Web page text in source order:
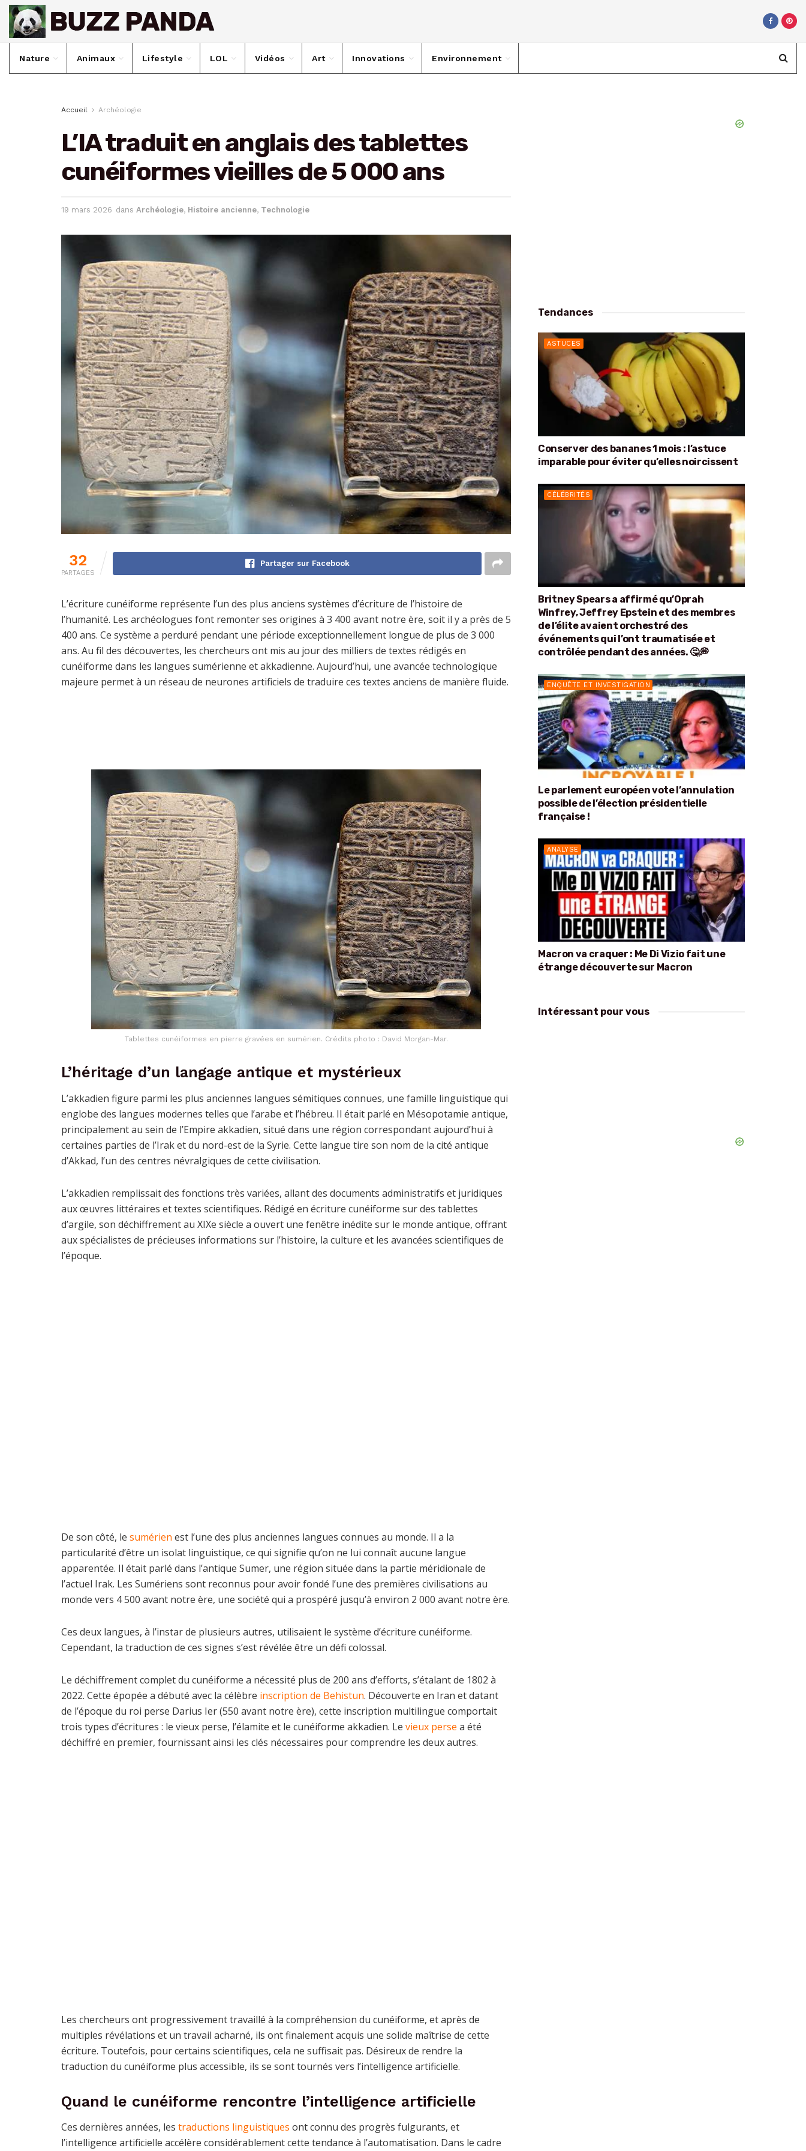
Nature Animaux Lifestyle LOL Vidéos Art Innovations Environnement
Accueil Archéologie
L’IA traduit en anglais des tablettes
cunéiformes vieilles de 5 000 ans
19 mars 2026 dans Archéologie, Histoire ancienne, Technologie
32
PARTAGES
Partager sur Facebook
L’écriture cunéiforme représente l’un des plus anciens systèmes d’écriture de l’histoire de
l’humanité. Les archéologues font remonter ses origines à 3 400 avant notre ère, soit il y a près de 5
400 ans. Ce système a perduré pendant une période exceptionnellement longue de plus de 3 000
ans. Au fil des découvertes, les chercheurs ont mis au jour des milliers de textes rédigés en
cunéiforme dans les langues sumérienne et akkadienne. Aujourd’hui, une avancée technologique
majeure permet à un réseau de neurones artificiels de traduire ces textes anciens de manière fluide.
Tablettes cunéiformes en pierre gravées en sumérien. Crédits photo : David Morgan-Mar.
L’héritage d’un langage antique et mystérieux
L’akkadien figure parmi les plus anciennes langues sémitiques connues, une famille linguistique qui
englobe des langues modernes telles que l’arabe et l’hébreu. Il était parlé en Mésopotamie antique,
principalement au sein de l’Empire akkadien, situé dans une région correspondant aujourd’hui à
certaines parties de l’Irak et du nord-est de la Syrie. Cette langue tire son nom de la cité antique
d’Akkad, l’un des centres névralgiques de cette civilisation.
L’akkadien remplissait des fonctions très variées, allant des documents administratifs et juridiques
aux œuvres littéraires et textes scientifiques. Rédigé en écriture cunéiforme sur des tablettes
d’argile, son déchiffrement au XIXe siècle a ouvert une fenêtre inédite sur le monde antique, offrant
aux spécialistes de précieuses informations sur l’histoire, la culture et les avancées scientifiques de
l’époque.
De son côté, le sumérien est l’une des plus anciennes langues connues au monde. Il a la
particularité d’être un isolat linguistique, ce qui signifie qu’on ne lui connaît aucune langue
apparentée. Il était parlé dans l’antique Sumer, une région située dans la partie méridionale de
l’actuel Irak. Les Sumériens sont reconnus pour avoir fondé l’une des premières civilisations au
monde vers 4 500 avant notre ère, une société qui a prospéré jusqu’à environ 2 000 avant notre ère.
Ces deux langues, à l’instar de plusieurs autres, utilisaient le système d’écriture cunéiforme.
Cependant, la traduction de ces signes s’est révélée être un défi colossal.
Le déchiffrement complet du cunéiforme a nécessité plus de 200 ans d’efforts, s’étalant de 1802 à
2022. Cette épopée a débuté avec la célèbre inscription de Behistun. Découverte en Iran et datant
de l’époque du roi perse Darius Ier (550 avant notre ère), cette inscription multilingue comportait
trois types d’écritures : le vieux perse, l’élamite et le cunéiforme akkadien. Le vieux perse a été
déchiffré en premier, fournissant ainsi les clés nécessaires pour comprendre les deux autres.
Les chercheurs ont progressivement travaillé à la compréhension du cunéiforme, et après de
multiples révélations et un travail acharné, ils ont finalement acquis une solide maîtrise de cette
écriture. Toutefois, pour certains scientifiques, cela ne suffisait pas. Désireux de rendre la
traduction du cunéiforme plus accessible, ils se sont tournés vers l’intelligence artificielle.
Quand le cunéiforme rencontre l’intelligence artificielle
Ces dernières années, les traductions linguistiques ont connu des progrès fulgurants, et
l’intelligence artificielle accélère considérablement cette tendance à l’automatisation. Dans le cadre
Tendances
ASTUCES
Conserver des bananes 1 mois : l’astuce
imparable pour éviter qu’elles noircissent
CÉLÉBRITÉS
Britney Spears a affirmé qu’Oprah
Winfrey, Jeffrey Epstein et des membres
de l’élite avaient orchestré des
événements qui l’ont traumatisée et
contrôlée pendant des années. 🤔💭
ENQUÊTE ET INVESTIGATION
Le parlement européen vote l’annulation
possible de l’élection présidentielle
française !
ANALYSE
Macron va craquer : Me Di Vizio fait une
étrange découverte sur Macron
Intéressant pour vous